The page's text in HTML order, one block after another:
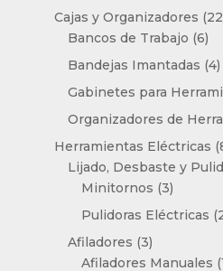
Cajas y Organizadores 22
Bancos de Trabajo 66
Bandejas Imantadas 44
Gabinetes para
Organizadores de
Herramientas Eléctricas
Lijado, Desbaste y
Minitornos 33
Pulidoras Eléctricas
Afiladores 33
productos
Afiladores Manuales